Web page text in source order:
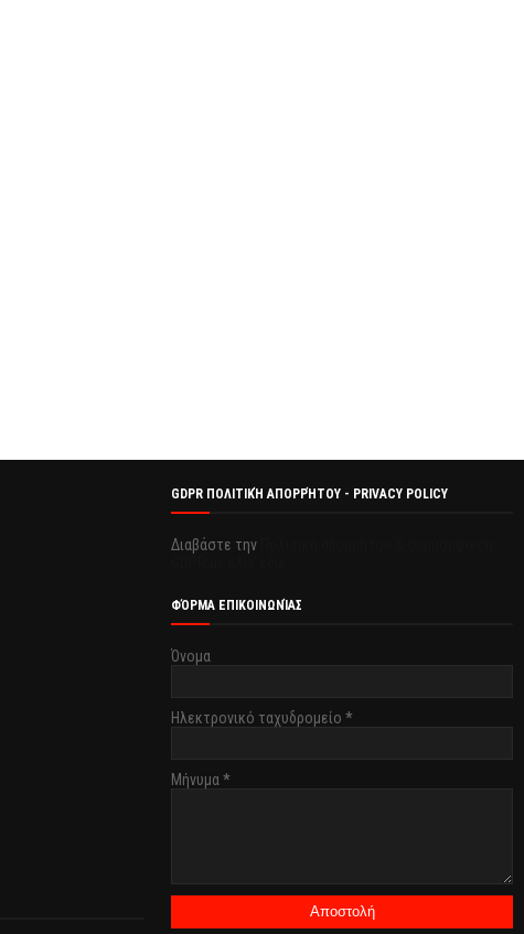
GDPR ΠΟΛΙΤΙΚΉ ΑΠΟΡΡΉΤΟΥ - PRIVACY POLICY
Διαβάστε την
ΦΌΡΜΑ ΕΠΙΚΟΙΝΩΝΊΑΣ
Όνομα
Ηλεκτρονικό ταχυδρομείο *
Μήνυμα*